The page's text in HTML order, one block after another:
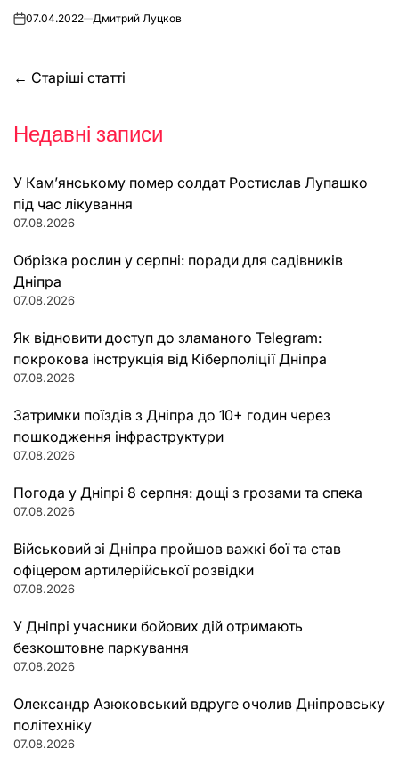
on07.04.2022 Дмитрий Луцков
Навігація
за
записами
← Старіші статті
Недавні записи
У Кам’янському помер солдат Ростислав Лупашко
під час лікування
07.08.2026
Обрізка рослин у серпні: поради для садівників
Дніпра
07.08.2026
Як відновити доступ до зламаного Telegram:
покрокова інструкція від Кіберполіції Дніпра
07.08.2026
Затримки поїздів з Дніпра до 10+ годин через
пошкодження інфраструктури
07.08.2026
Погода у Дніпрі 8 серпня: дощі з грозами та спека
07.08.2026
Військовий зі Дніпра пройшов важкі бої та став
офіцером артилерійської розвідки
07.08.2026
У Дніпрі учасники бойових дій отримають
безкоштовне паркування
07.08.2026
Олександр Азюковський вдруге очолив Дніпровську
політехніку
07.08.2026